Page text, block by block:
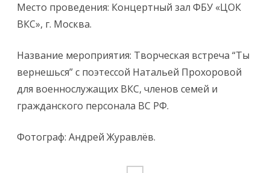
Место проведения: Концертный зал ФБУ «ЦОК
ВКС», г. Москва.
Название мероприятия: Творческая встреча “Ты
вернешься” с поэтессой Натальей Прохоровой
для военнослужащих ВКС, членов семей и
гражданского персонала ВС РФ.
Фотограф: Андрей Журавлёв.